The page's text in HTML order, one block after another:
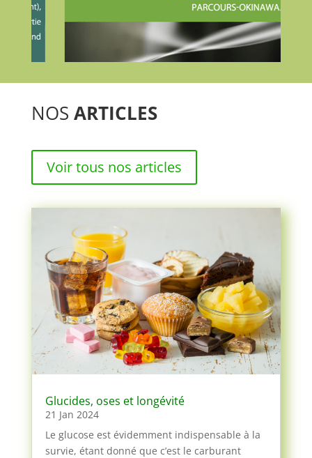
NOS ARTICLES
Voir tous nos articles
Glucides, oses et longévité
21 Jan 2024
Le glucose est évidemment indispensable à la
survie, étant donné que c’est le carburant